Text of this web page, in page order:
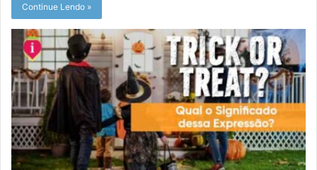
Continue Lendo »